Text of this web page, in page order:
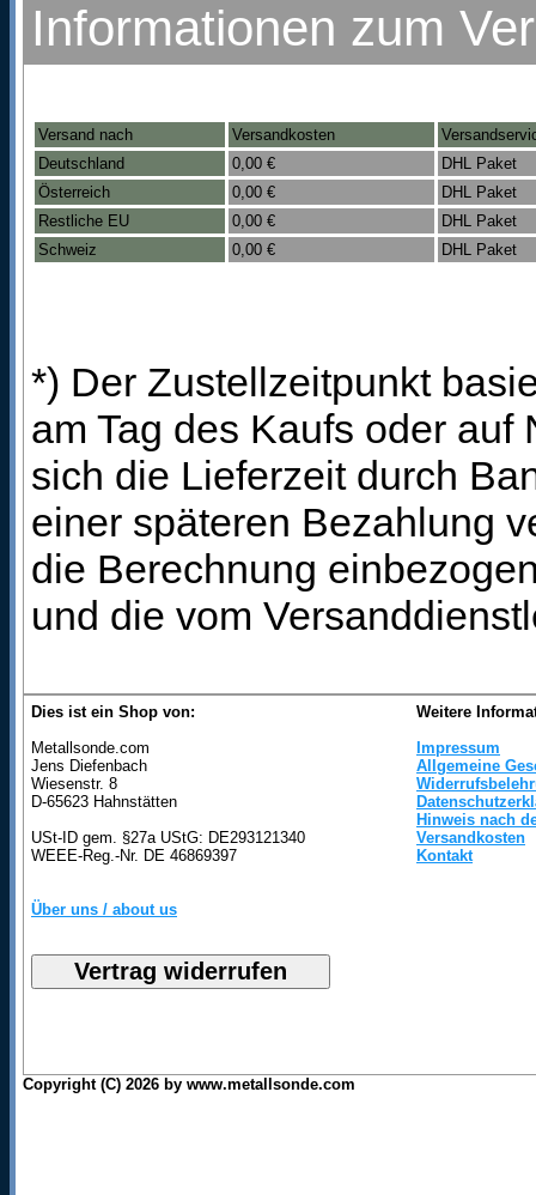
Informationen zum
Versand nach Versandkosten
Deutschland
0,00 €
DHL Paket
Österreich
0,00 €
DHL Paket
Restliche EU
0,00 €
DHL Paket
Schweiz
0,00 € DHL Paket
*) Der Zustellzeitpunkt
am Tag des Kaufs oder
sich die Lieferzeit durch
einer späteren Bezahlung
die Berechnung
und die vom
Dies ist ein Shop von:
Metallsonde.com
Jens Diefenbach
Wiesenstr. 8
D-65623 Hahnstätten
USt-ID gem. §27a UStG: DE293121340
WEEE-Reg.-Nr. DE 46869397
Über uns / about us
Weitere
Impressum
Allgemeine
Hinweis nach
Versandkosten
Kontakt
Copyright (C) 2026 by www.metallsonde.com